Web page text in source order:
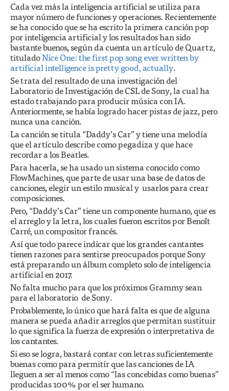
Cada vez más la inteligencia artificial se utiliza para
mayor número de funciones y operaciones. Recientemente
se ha conocido que se ha escrito la primera canción pop
por inteligencia artificial y los resultados han sido
bastante buenos, según da cuenta un artículo de Quartz,
tituladoNice One: the first pop song ever written by
artificial intelligence is pretty good, actually.
Se trata del resultado de una investigación del
Laboratorio de Investigación de CSL de Sony, la cual ha
estado trabajando para producir música con IA.
Anteriormente, se había logrado hacer pistas de jazz, pero
nunca una canción.
La canción se titula “Daddy’s Car” y tiene una melodía
que el artículo describe como pegadiza y que hace
recordar a los Beatles.
Para hacerla, se ha usado un sistema conocido como
FlowMachines, que parte de usar una base de datos de
canciones, elegir un estilo musical y usarlos para crear
composiciones.
Pero, “Daddy’s Car” tiene un componente humano, que es
el arreglo y la letra, los cuales fueron escritos por Benoît
Carré, un compositor francés.
Así que todo parece indicar que los grandes cantantes
tienen razones para sentirse preocupados porque Sony
está preparando un álbum completo solo de inteligencia
artificial en 2017.
No falta mucho para que los próximos Grammy sean
para el laboratorio de Sony.
Probablemente, lo único que hará falta es que de alguna
manera se pueda añadir arreglos que permitan sustituir
lo que significa la fuerza de expresión o interpretativa de
los cantantes.
Si eso se logra, bastará contar con letras suficientemente
buenas como para permitir que las canciones de IA
lleguen a ser al menos como “las concebidas como buenas”
producidas 100% por el ser humano.